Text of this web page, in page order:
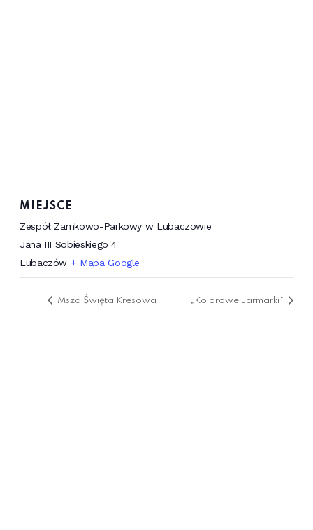
MIEJSCE
Zespół Zamkowo-Parkowy w Lubaczowie
Jana III Sobieskiego 4
Lubaczów + Mapa Google
Msza Święta Kresowa „Kolorowe Jarmarki”